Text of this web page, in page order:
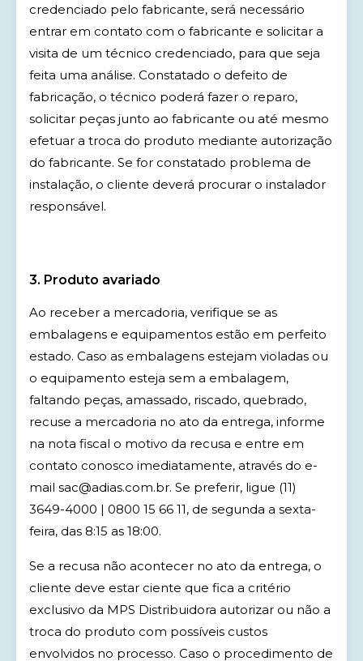
credenciado pelo fabricante, será necessário
entrar em contato com o fabricante e solicitar a
visita de um técnico credenciado, para que seja
feita uma análise. Constatado o defeito de
fabricação, o técnico poderá fazer o reparo,
solicitar peças junto ao fabricante ou até mesmo
efetuar a troca do produto mediante autorização
do fabricante. Se for constatado problema de
instalação, o cliente deverá procurar o instalador
responsável.
3. Produto avariado
Ao receber a mercadoria, verifique se as
embalagens e equipamentos estão em perfeito
estado. Caso as embalagens estejam violadas ou
o equipamento esteja sem a embalagem,
faltando peças, amassado, riscado, quebrado,
recuse a mercadoria no ato da entrega, informe
na nota fiscal o motivo da recusa e entre em
contato conosco imediatamente, através do e-
mail sac@adias.com.br. Se preferir, ligue (11)
3649-4000 | 0800 15 66 11, de segunda a sexta-
feira, das 8:15 as 18:00.
Se a recusa não acontecer no ato da entrega, o
cliente deve estar ciente que fica a critério
exclusivo da MPS Distribuidora autorizar ou não a
troca do produto com possíveis custos
envolvidos no processo. Caso o procedimento de